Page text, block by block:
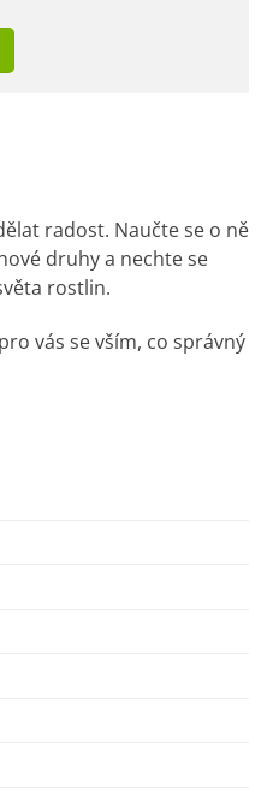
radost. Naučte se o ně
druhy a nechte se
rostlin.
vás se vším, co správný